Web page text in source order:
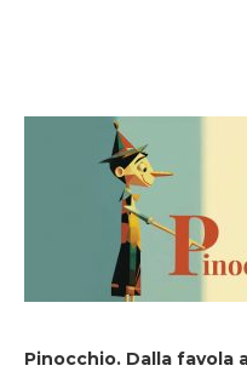
Pinocchio. Dalla favola